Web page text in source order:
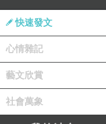
快速發文
心情雜記
藝文欣賞
社會萬象